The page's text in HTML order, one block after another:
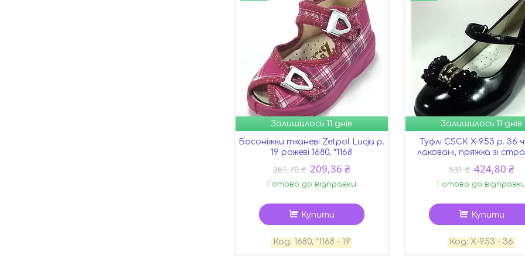
Залишилось 11 днів
Босоніжки тканеві Zetpol Lucja р.
19 рожеві 1680, *1168
261,70 ₴ 209,36 ₴
Готово до відправки
Купити
1680, *1168 - 19
Залишилось 11 днів
Туфлі CSCK X-953 р. 36
лаковані, пряжка зі
531 ₴ 424,80 ₴
Готово до
Купити
Х-953 - 36